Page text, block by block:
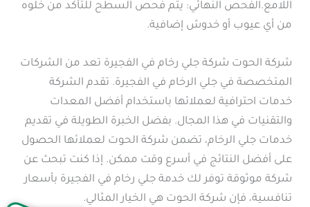
اللامع.الفحص النهائي: يتم فحص السطح للتأكد من خلوه
من أي عيوب أو خدوش إضافية.
شركة الحوت شركة جلي رخام في الفجيرة تعد من الشركات
المتخصصة في جلي الرخام في الفجيرة. تقدم الشركة
خدمات احترافية لعملائها باستخدام أفضل المعدات
والتقنيات في هذا المجال. بفضل الخبرة الطويلة في تقديم
خدمات جلي الرخام، تضمن شركة الحوت لعملائها الحصول
على أفضل النتائج في أسرع وقت ممكن. إذا كنت تبحث عن
شركة موثوقة توفر لك خدمة جلي رخام في الفجيرة بأسعار
تنافسية، فإن شركة الحوت هي الخيار المثالي.